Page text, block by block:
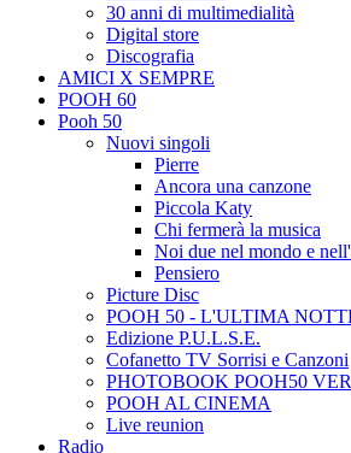
30 anni di multimedialità
Digital store
Discografia
AMICI X SEMPRE
POOH 60
Pooh 50
Nuovi singoli
Pierre
Ancora una canzone
Piccola Katy
Chi fermerà la musica
Noi due nel mondo e
Pensiero
Picture Disc
POOH 50 - L'ULTIMA
Edizione P.U.L.S.E.
Cofanetto TV Sorrisi e Canzoni
PHOTOBOOK POOH50
POOH AL CINEMA
Live reunion
Radio